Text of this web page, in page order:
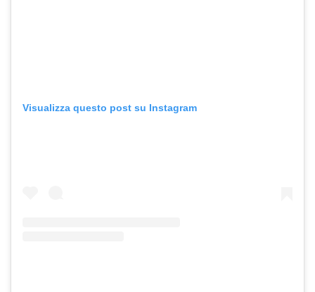
Visualizza questo post su Instagram